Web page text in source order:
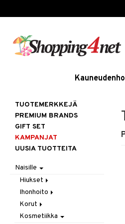
TUOTEMERKKEJÄ
PREMIUM BRANDS
GIFT SET
KAMPANJAT
UUSIA TUOTTEITA
Naisille
Hiukset
Gift Set
Harjat / Kammat
Hiuskuurit
Ihonhoito
Aurinkotuotteet
Erikoistuotteet
Korut
Kaulakorut
Kosmetiikka